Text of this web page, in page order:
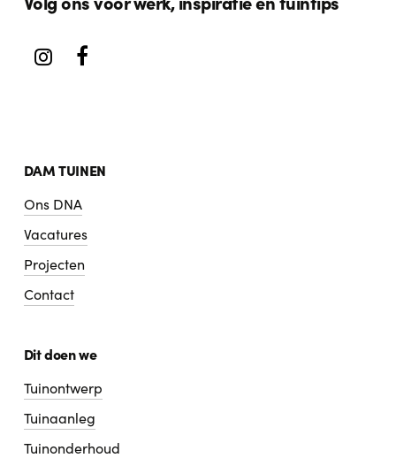
DAM TUINEN
Ons DNA
Vacatures
Projecten
Contact
Dit doen we
Tuinontwerp
Tuinaanleg
Tuinonderhoud